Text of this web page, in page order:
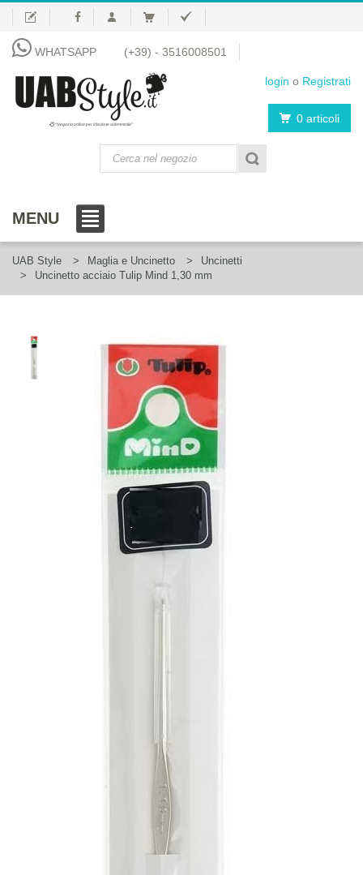
WHATSAPP (+39) - 3516008501
login o Registrati
"Negozio online per il fai da te al femminile" 0 articoli
MENU
UAB Style Maglia e Uncinetto
Uncinetti
Uncinetto acciaio Tulip Mind 1,30 mm